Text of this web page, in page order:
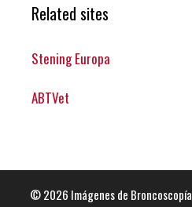
Related sites
Stening Europa
ABTVet
© 2026 Imágenes de Broncoscopía